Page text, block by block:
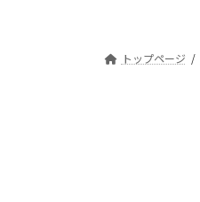
トップページ